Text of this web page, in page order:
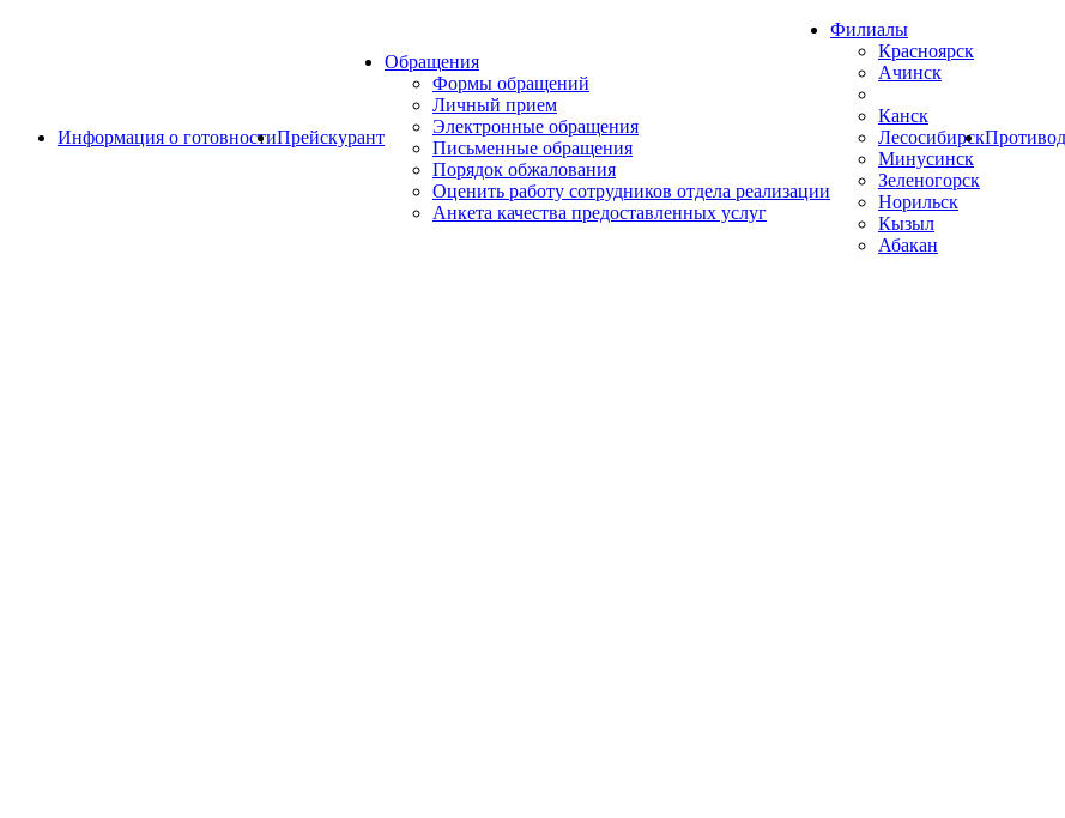
Информация о готовностиПрейскурант
Обращения
Формы обращений
Личный прием
Электронные обращения
Письменные обращения
Порядок обжалования
Оценить работу сотрудников отдела реализации
Анкета качества предоставленных услуг
Филиалы
Красноярск
Ачинск
Канск
Лесосибирск
Минусинск
Зеленогорск
Норильск
Кызыл
Абакан